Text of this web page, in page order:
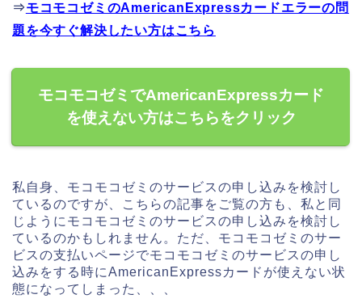
⇒モコモコゼミのAmericanExpressカードエラーの問
題を今すぐ解決したい方はこちら
モコモコゼミでAmericanExpressカード
を使えない方はこちらをクリック
私自身、モコモコゼミのサービスの申し込みを検討し
ているのですが、こちらの記事をご覧の方も、私と同
じようにモコモコゼミのサービスの申し込みを検討し
ているのかもしれません。ただ、モコモコゼミのサー
ビスの支払いページでモコモコゼミのサービスの申し
込みをする時にAmericanExpressカードが使えない状
態になってしまった、、、